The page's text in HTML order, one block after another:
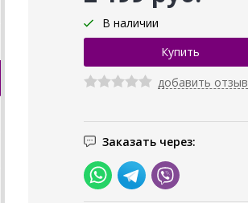
В наличии
добавить отзыв
Заказать через: